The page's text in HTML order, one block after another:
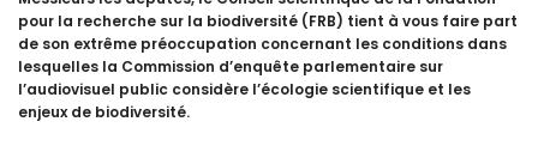
pour la recherche sur la biodiversité (FRB) tient à vous faire part
de son extrême préoccupation concernant les conditions dans
lesquelles la Commission d’enquête parlementaire sur
l’audiovisuel public considère l’écologie scientifique et les
enjeux de biodiversité.